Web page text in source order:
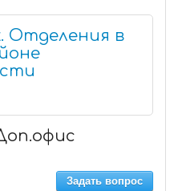
Отделения в
Задать вопрос